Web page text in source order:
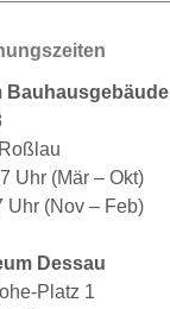
Bauhausgebäude
Uhr (Mär – Okt)
Uhr (Nov – Feb)
Dessau
Platz 1